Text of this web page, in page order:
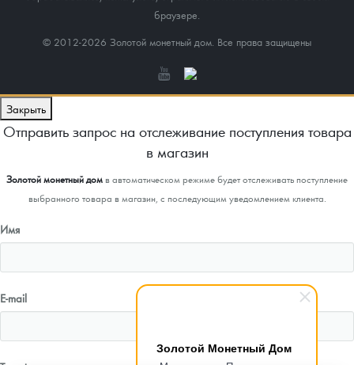
Золотой Монетный Дом
браузере.
© 2012-2026 Золотой монетный дом. Все права защищены
Закрыть
Отправить запрос на отслеживание поступления товара
в магазин
Золотой монетный домв автоматическом режиме будет отслеживать поступление
выбранного товара в магазин, с последующим уведомлением клиента.
Имя
E-mail